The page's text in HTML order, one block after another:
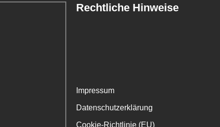
Rechtliche Hinweise
Impressum
Datenschutzerklärung
Cookie-Richtlinie (EU)